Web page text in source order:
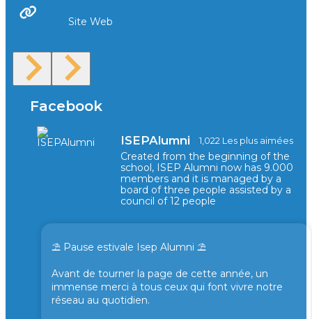
Site Web
Facebook
ISEPAlumni 1,022 Les plus aimées
Created from the beginning of the
school, ISEP Alumni now has 9.000
members and it is managed by a
board of three people assisted by a
council of 12 people
⛱️ Pause estivale Isep Alumni ⛱️
Avant de tourner la page de cette année, un
immense merci à tous ceux qui font vivre notre
réseau au quotidien.